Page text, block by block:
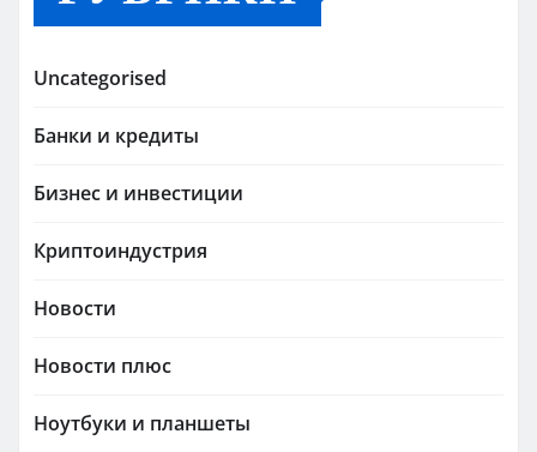
Uncategorised
Банки и кредиты
Бизнес и инвестиции
Криптоиндустрия
Новости
Новости плюс
Ноутбуки и планшеты